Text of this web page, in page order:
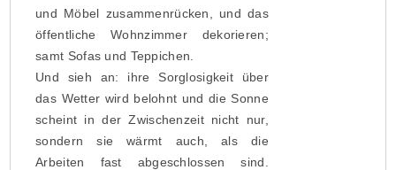
und Möbel zusammenrücken, und das
öffentliche Wohnzimmer dekorieren;
samt Sofas und Teppichen.
Und sieh an: ihre Sorglosigkeit über
das Wetter wird belohnt und die Sonne
scheint in der Zwischenzeit nicht nur,
sondern sie wärmt auch, als die
Arbeiten fast abgeschlossen sind.